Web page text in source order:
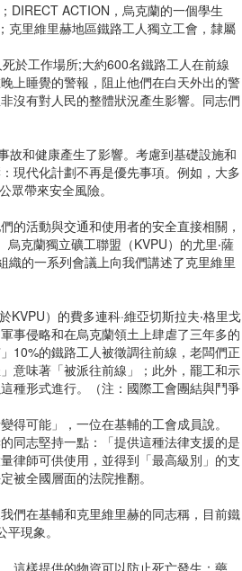
DIRECT ACTION，烏克蘭的一個學生
克里維里赫地區鐵路工人獨立工會，隸屬
於工作場所;大約600名鐵路工人在前線
上睡覺的警報，阻止他們在白天外出的警
沒有對人民的整體狀況產生影響。同志們
故和健康產生了影響。考慮到基礎設施和
現代化計劃不再是優先事項。例如，大多
眾帶來安全風險。
的活動與交通和使用者的安全直接相關，
克蘭獨立礦工聯盟（KVPU）的尤里‧薩
的一系列會議上向我們講述了克里維里
）的費多連科·維亞切斯拉夫‧格里戈
事侵略和在烏克蘭領土上肆虐了三年多的
10%的鐵路工人被徵調往前線，老闆們正
意味著「被派往前線」；此外，罷工和示
種形式進行。（注：國際工會團結與鬥爭
得可能」，一位在基輔的工會成員說。
同志堅持一點：「提供這種法律支援的是
律師可供使用，並得到「最高級別」的支
被全國層面的法院推翻。
們在基輔和克里維里赫的同志稱，目前鐵
現象。